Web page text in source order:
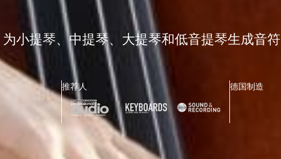
小提琴、中提琴、大提琴和低音提琴生成音符
推荐人 德国制造